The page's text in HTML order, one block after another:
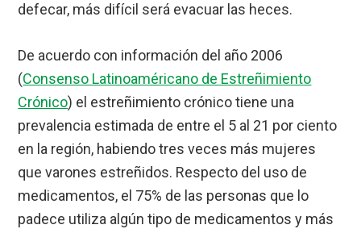
defecar, más difícil será evacuar las heces.
De acuerdo con información del año 2006
(Consenso Latinoaméricano de Estreñimiento
Crónico) el estreñimiento crónico tiene una
prevalencia estimada de entre el 5 al 21 por ciento
en la región, habiendo tres veces más mujeres
que varones estreñidos. Respecto del uso de
medicamentos, el 75% de las personas que lo
padece utiliza algún tipo de medicamentos y más